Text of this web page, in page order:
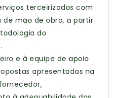
terceirizados com
de mão de obra, a partir
do
e à equipe de apoio
apresentadas na